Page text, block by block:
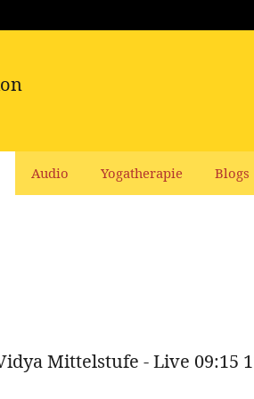
Audio Yogatherapie Blogs
Mittelstufe - Live 09:15